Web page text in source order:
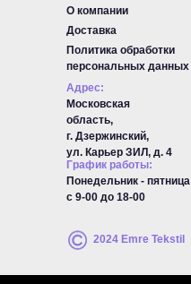
2024 Emre Tekstil
Адрес:
Московская
область,
г. Дзержинский,
ул. Карьер ЗИЛ, д. 4
График работы:
Понедельник - пятница
с 9-00 до 18-00
О компании
Доставка
Политика обработки
персональных данных